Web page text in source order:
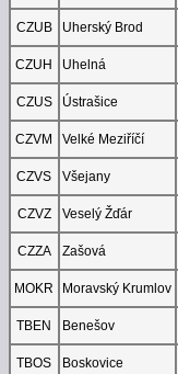
CZUB
Uherský Brod
CZUH
Uhelná
CZUS
Ústrašice
CZVM
Velké Meziříčí
CZVS
Všejany
CZVZ
Veselý Žďár
CZZA
Zašová
MOKR
Moravský Krumlov
TBEN
Benešov
TBOS
Boskovice